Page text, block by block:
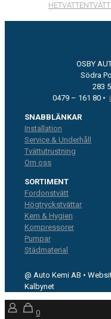
OSBY
Södra
283
0479 – 161 80 •
SNABBLÄNKAR
Installation
Service & Underhåll
Tvättutrustning
Om oss
SORTIMENT
Fordonstvätt
Högtryckstvättar
Kem & Hygien
Kompressorer
Pumpar
Städmaterial
@ Auto Kemi AB •
Kalbynet
0